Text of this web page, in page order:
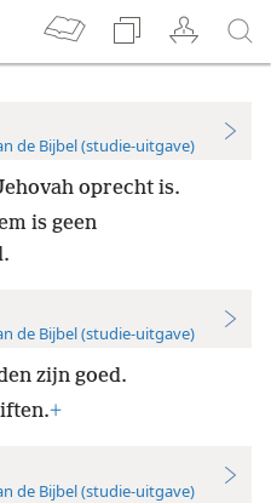
de Bijbel (studie-uitgave)
oprecht is.
is geen
de Bijbel (studie-uitgave)
zijn goed.
+
de Bijbel (studie-uitgave)